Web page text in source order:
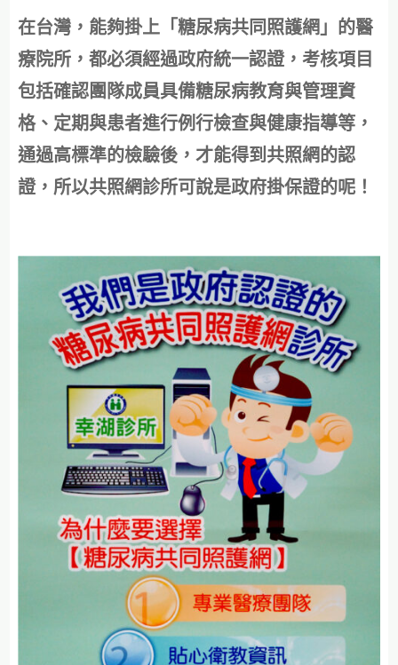
在台灣，能夠掛上「糖尿病共同照護網」的醫
療院所，都必須經過政府統一認證，考核項目
包括確認團隊成員具備糖尿病教育與管理資
格、定期與患者進行例行檢查與健康指導等，
通過高標準的檢驗後，才能得到共照網的認
證，所以共照網診所可說是政府掛保證的呢！